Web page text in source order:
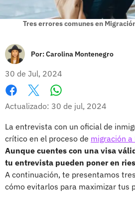
Tres errores comunes en
Por:Carolina Montenegro
30 de Jul, 2024
Facebook
X
Actualizado: 30 de jul, 2024
La entrevista con un oficial de
crítico en el proceso de migración a
Aunque cuentes con una visa
tu entrevista pueden poner en
A continuación, te presentamos
cómo evitarlos para maximizar tus